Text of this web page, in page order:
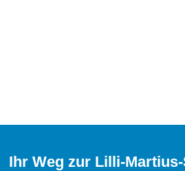
Ihr Weg zur Lilli-